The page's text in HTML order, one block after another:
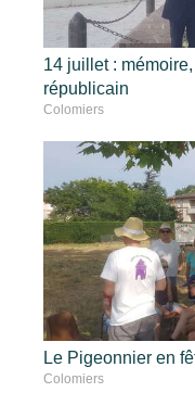
14 juillet :
républicain
Colomiers
Le Pigeonnier en
Colomiers